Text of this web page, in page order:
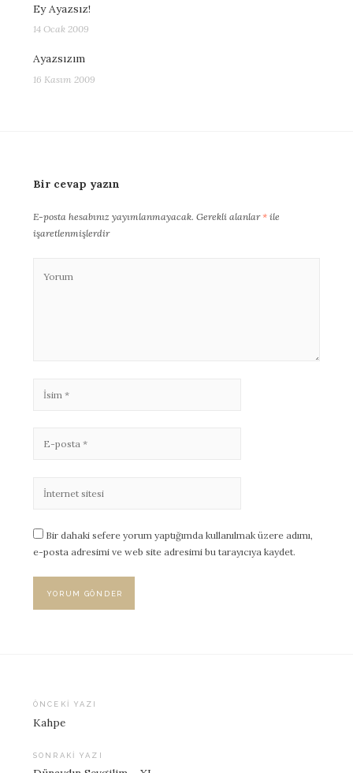
Ey Ayazsız!
14 Ocak 2009
Ayazsızım
16 Kasım 2009
Bir cevap yazın
E-posta hesabınız yayımlanmayacak. Gerekli alanlar* ile
işaretlenmişlerdir
Bir dahaki sefere yorum yaptığımda kullanılmak üzere adımı,
e-posta adresimi ve web site adresimi bu tarayıcıya kaydet.
Yazı
dolaşımı
ÖNCEKI YAZI
Kahpe
SONRAKI YAZI